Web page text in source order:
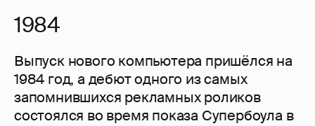
1984
Выпуск нового компьютера пришёлся на
1984 год, а дебют одного из самых
запомнившихся рекламных роликов
состоялся во время показа Супербоула в